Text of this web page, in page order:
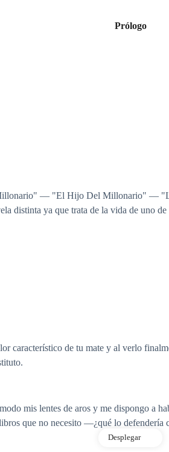
Prólogo
— "El Hijo Del Millonario" —
distinta ya que trata de la vida de uno
característico de tu mate y al verlo
mis lentes de aros y me dispongo a
que no necesito —¿qué lo defendería
Desplegar